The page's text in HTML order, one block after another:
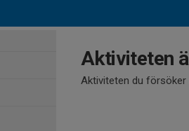
Aktiviteten
Aktiviteten du försöker